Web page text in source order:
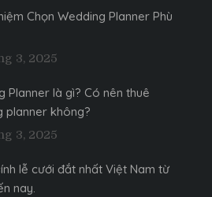
Chọn Wedding Planner Phù
3, 2025
Planner là gì? Có nên thuê
planner không?
3, 2025
lễ cưới đắt nhất Việt Nam từ
nay.